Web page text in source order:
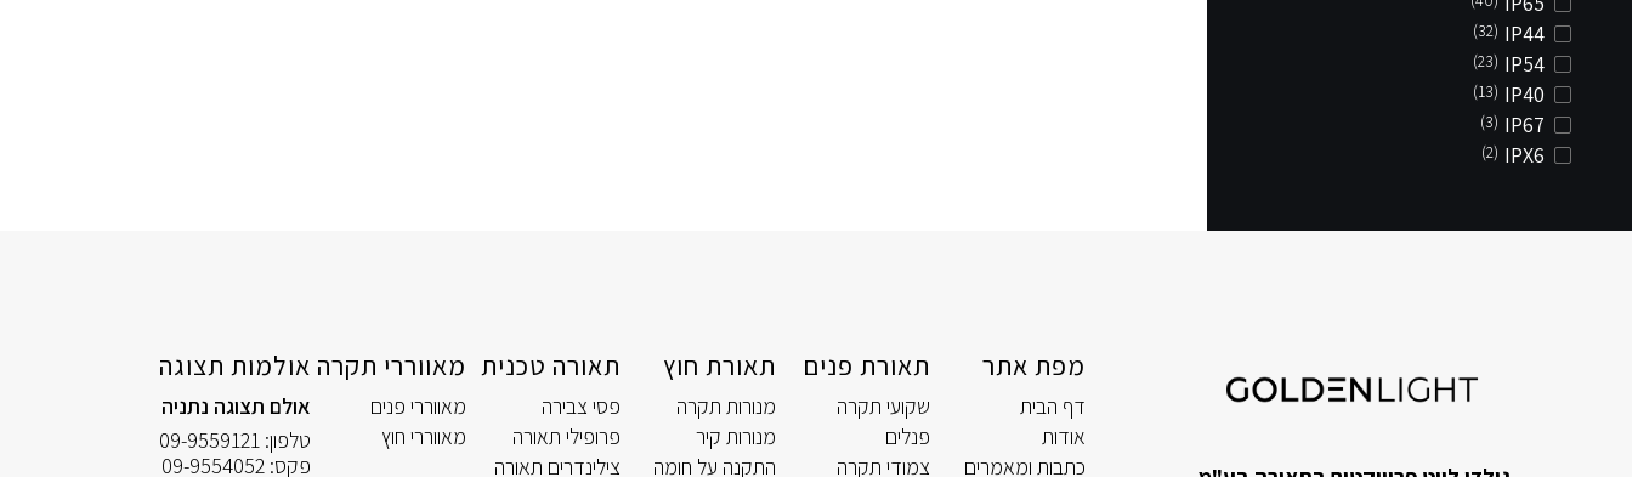
IP44
(32)
IP54
(23)
IP40
(13)
IP67
(3)
IPX6
(2)
מפת אתר
דף הבית
אודות
כתבות ומאמרים
תאורת פנים
שקועי תקרה
פנלים
צמודי תקרה
תאורת חוץ
מנורות תקרה
מנורות קיר
התקנה על חומה
תאורה טכנית
פסי צבירה
פרופילי תאורה
צילינדרים תאורה
מאווררי תקרה
מאווררי פנים
מאווררי חוץ
אולמות תצוגה
אולם תצוגה נתניה
טלפון: 09-9559121
פקס: 09-9554052